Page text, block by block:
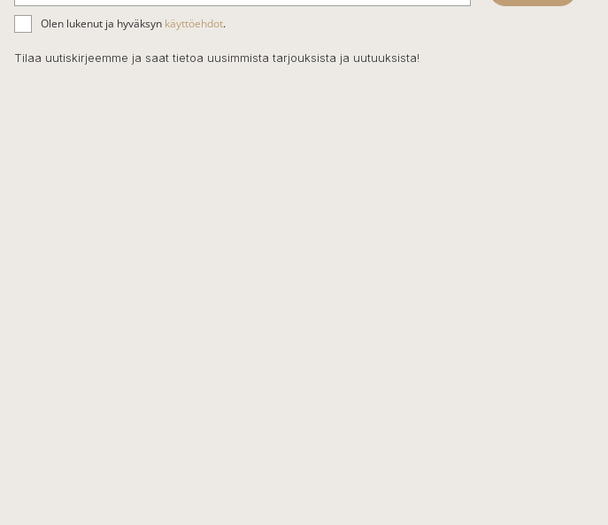
ä
h
k
Olen lukenut ja hyväksyn käyttöehdot.
Tilaa uutiskirjeemme ja saat tietoa uusimmista tarjouksista ja uutuuksista!